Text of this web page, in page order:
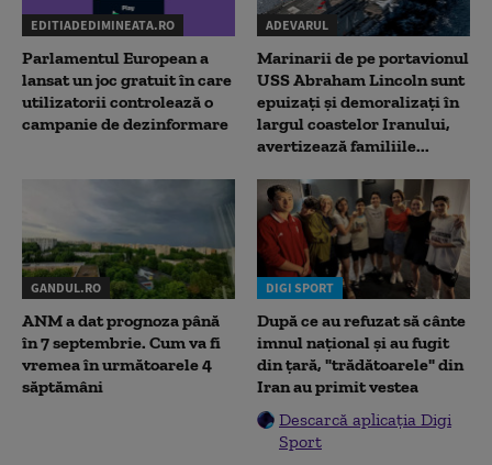
EDITIADEDIMINEATA.RO
Parlamentul European a
lansat un joc gratuit în care
utilizatorii controlează o
campanie de dezinformare
ADEVARUL
Marinarii de pe portavionul
USS Abraham Lincoln sunt
epuizați și demoralizați în
largul coastelor Iranului,
avertizează familiile...
GANDUL.RO
ANM a dat prognoza până
în 7 septembrie. Cum va fi
vremea în următoarele 4
săptămâni
DIGI SPORT
După ce au refuzat să cânte
imnul naţional şi au fugit
din ţară, "trădătoarele" din
Iran au primit vestea
Descarcă aplicația Digi
Sport